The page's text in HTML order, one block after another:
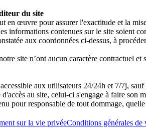
du site
en œuvre pour assurer l'exactitude et la
informations contenues sur le site soient
aux coordonnées ci-dessus, à
site n’ont aucun caractère contractuel
aux utilisateurs 24/24h et 7/7j,
au site, celui-ci s'engage à faire son
pour responsable de tout dommage,
sur la vie privéeConditions générales de